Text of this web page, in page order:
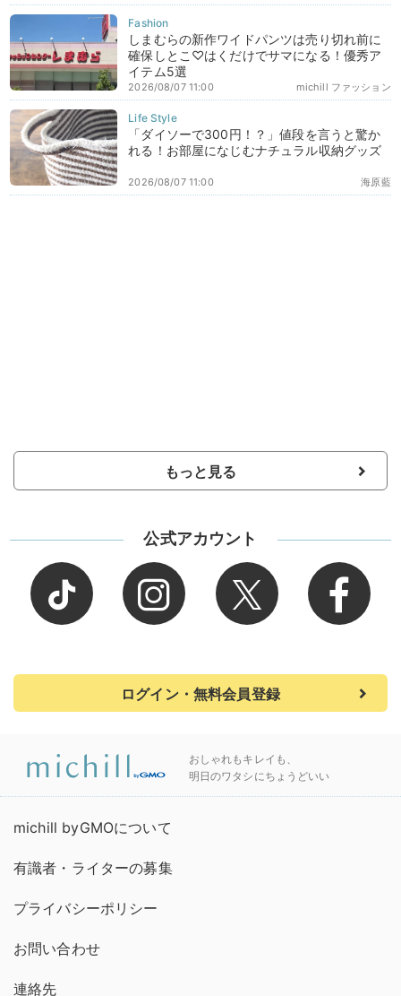
しまむらの新作ワイドパンツは売り切れ前に
確保しとこ♡はくだけでサマになる！優秀ア
イテム5選
michill ファッション
2026/08/07 11:00
「ダイソーで300円！？」値段を言うと驚か
れる！お部屋になじむナチュラル収納グッズ
海原藍
2026/08/07 11:00
もっと見る
公式アカウント
ログイン・無料会員登録
おしゃれもキレイも、
明日のワタシにちょうどいい
michill byGMOについて
有識者・ライターの募集
プライバシーポリシー
お問い合わせ
連絡先